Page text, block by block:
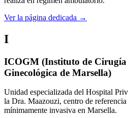
Ver la página dedicada →
I
ICOGM (Instituto de Cirugía
Ginecológica de Marsella)
Unidad especializada del Hospital
la Dra. Maazouzi, centro de
mínimamente invasiva en Marsella.